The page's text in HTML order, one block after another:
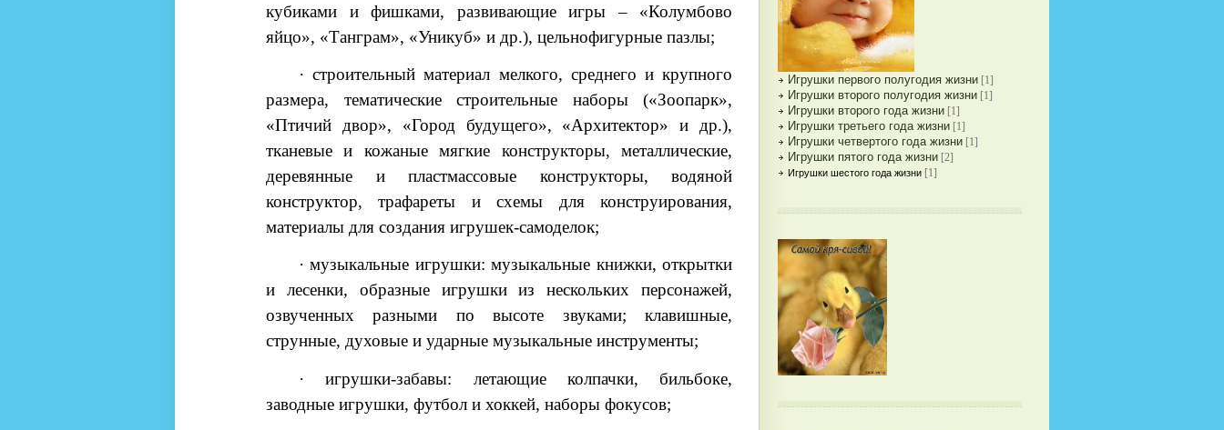
кубиками и фишками, развивающие игры – «Колумбово
яйцо», «Танграм», «Уникуб» и др.), цельнофигурные пазлы;
· строительный материал мелкого, среднего и крупного
размера, тематические строительные наборы («Зоопарк»,
«Птичий двор», «Город будущего», «Архитектор» и др.),
тканевые и кожаные мягкие конструкторы, металлические,
деревянные и пластмассовые конструкторы, водяной
конструктор, трафареты и схемы для конструирования,
материалы для создания игрушек-самоделок;
· музыкальные игрушки: музыкальные книжки, открытки
и лесенки, образные игрушки из нескольких персонажей,
озвученных разными по высоте звуками; клавишные,
струнные, духовые и ударные музыкальные инструменты;
·
игрушки-забавы: летающие колпачки, бильбоке,
заводные игрушки, футбол и хоккей, наборы фокусов;
Игрушки первого полугодия жизни [1]
Игрушки второго полугодия жизни [1]
Игрушки второго года жизни [1]
Игрушки третьего года жизни [1]
Игрушки четвертого года жизни [1]
Игрушки пятого года жизни [2]
Игрушки шестого года жизни [1]